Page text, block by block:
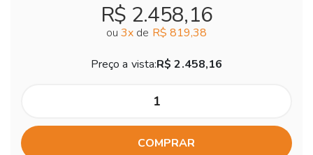
R$ 2.458,16
ou 3x de R$ 819,38
Preço a vista:R$ 2.458,16
COMPRAR